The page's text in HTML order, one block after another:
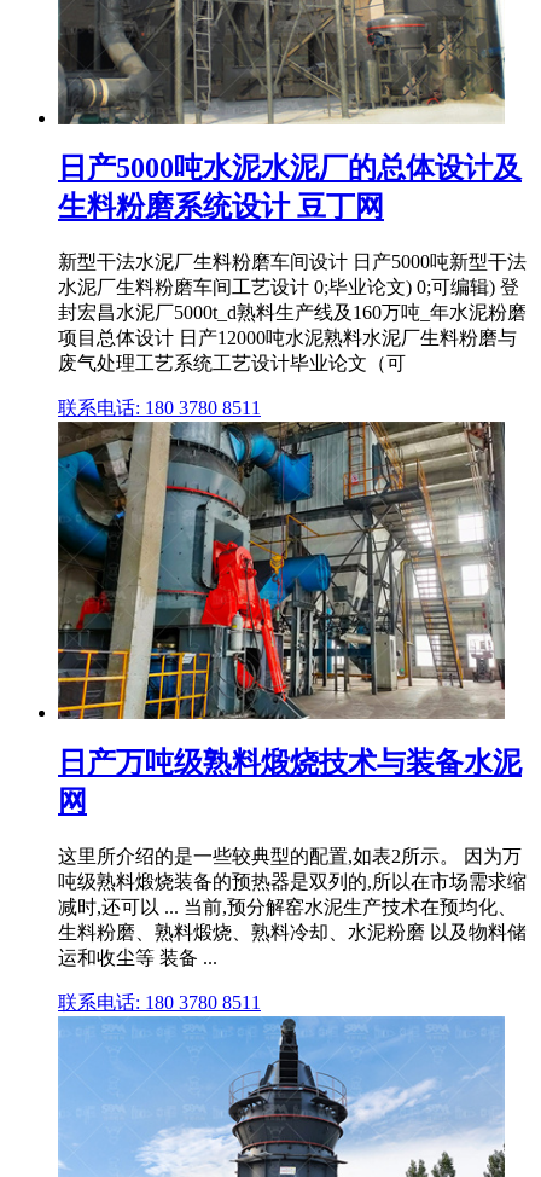
日产5000吨水泥水泥厂的总体设计及
生料粉磨系统设计 豆丁网
新型干法水泥厂生料粉磨车间设计 日产5000吨新型干法
水泥厂生料粉磨车间工艺设计 0;毕业论文) 0;可编辑) 登
封宏昌水泥厂5000t_d熟料生产线及160万吨_年水泥粉磨
项目总体设计 日产12000吨水泥熟料水泥厂生料粉磨与
废气处理工艺系统工艺设计毕业论文（可
联系电话: 180 3780 8511
日产万吨级熟料煅烧技术与装备水泥
网
这里所介绍的是一些较典型的配置,如表2所示。 因为万
吨级熟料煅烧装备的预热器是双列的,所以在市场需求缩
减时,还可以 ... 当前,预分解窑水泥生产技术在预均化、
生料粉磨、熟料煅烧、熟料冷却、水泥粉磨 以及物料储
运和收尘等 装备 ...
联系电话: 180 3780 8511